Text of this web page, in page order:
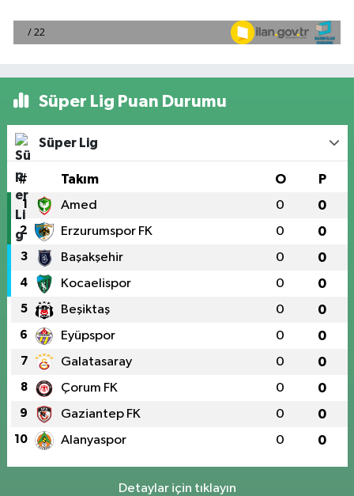
Süper Lig Puan Durumu
Süper Lig
# Takım O P
1 Amed 0 0
2 Erzurumspor FK 0 0
3 Başakşehir 0 0
4 Kocaelispor 0 0
5 Beşiktaş 0 0
6 Eyüpspor 0 0
7 Galatasaray 0 0
8 Çorum FK 0 0
9 Gaziantep FK 0 0
10 Alanyaspor 0 0
Detaylar için tıklayın